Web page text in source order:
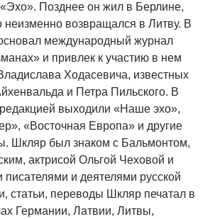
Позднее он жил в Берлине,
неизменно возвращался в Литву. В
международный журнал
и привлек к участию в нем
Ходасевича, известных
и Петра Пильского. В
выходили «Наше эхо»,
«Восточная Европа» и другие
Шкляр был знаком с Бальмонтом,
актрисой Ольгой Чеховой и
писателями и деятелями русской
статьи, переводы Шкляр печатал в
Германии, Латвии, Литвы,